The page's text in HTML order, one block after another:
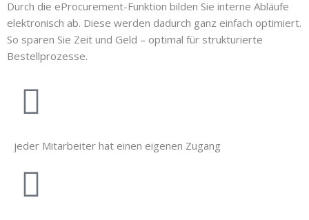
Durch die eProcurement-Funktion bilden Sie interne Abläufe
elektronisch ab. Diese werden dadurch ganz einfach optimiert.
So sparen Sie Zeit und Geld – optimal für strukturierte
Bestellprozesse.
jeder Mitarbeiter hat einen eigenen Zugang